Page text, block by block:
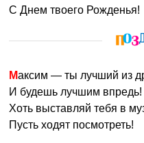
С Днем твоего Рожденья!
Максим — ты лучший из
И будешь лучшим впредь!
Хоть выставляй тебя в
Пусть ходят посмотреть!